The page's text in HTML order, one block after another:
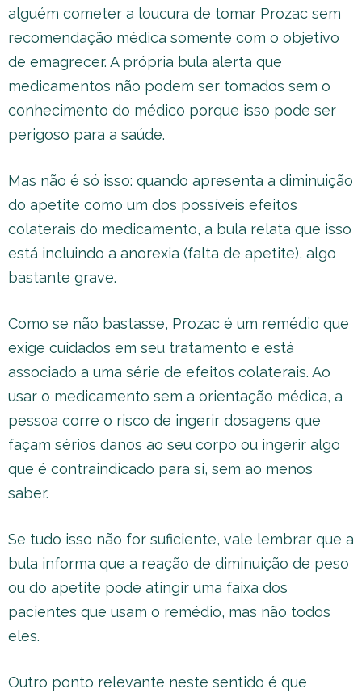
alguém cometer a loucura de tomar Prozac sem
recomendação médica somente com o objetivo
de emagrecer. A própria bula alerta que
medicamentos não podem ser tomados sem o
conhecimento do médico porque isso pode ser
perigoso para a saúde.
Mas não é só isso: quando apresenta a diminuição
do apetite como um dos possíveis efeitos
colaterais do medicamento, a bula relata que isso
está incluindo a anorexia (falta de apetite), algo
bastante grave.
Como se não bastasse, Prozac é um remédio que
exige cuidados em seu tratamento e está
associado a uma série de efeitos colaterais. Ao
usar o medicamento sem a orientação médica, a
pessoa corre o risco de ingerir dosagens que
façam sérios danos ao seu corpo ou ingerir algo
que é contraindicado para si, sem ao menos
saber.
Se tudo isso não for suficiente, vale lembrar que a
bula informa que a reação de diminuição de peso
ou do apetite pode atingir uma faixa dos
pacientes que usam o remédio, mas não todos
eles.
Outro ponto relevante neste sentido é que